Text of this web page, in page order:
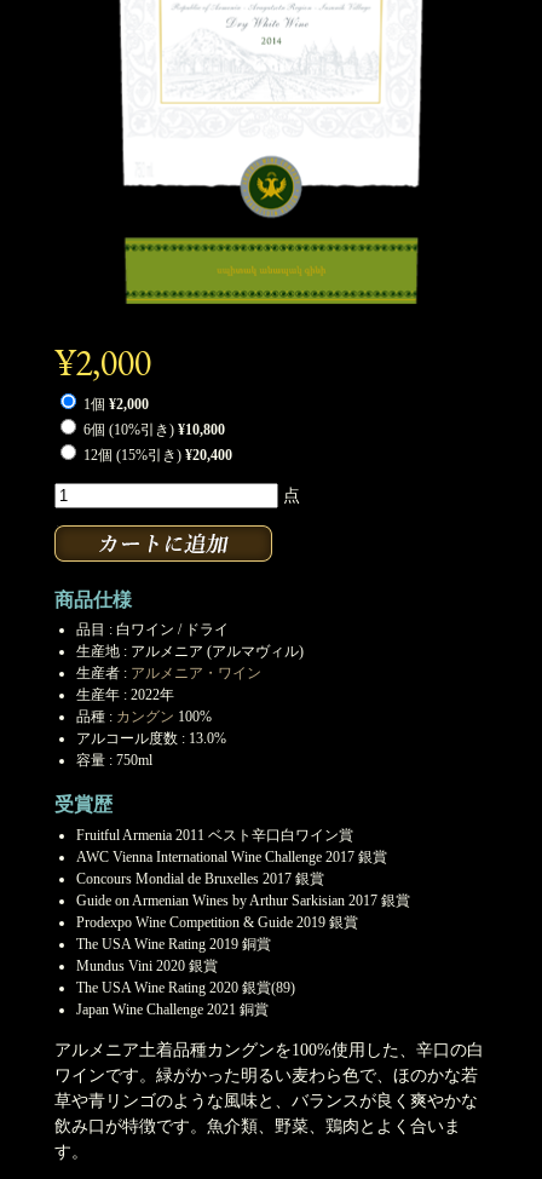
¥2,000
1個 ¥2,000
6個 (10%引き) ¥10,800
12個 (15%引き) ¥20,400
点
商品仕様
品目 : 白ワイン / ドライ
生産地 : アルメニア (アルマヴィル)
生産者 : アルメニア・ワイン
生産年 : 2022年
品種 : カングン 100%
アルコール度数 : 13.0%
容量 : 750ml
受賞歴
Fruitful Armenia 2011 ベスト辛口白ワイン賞
AWC Vienna International Wine Challenge 2017 銀賞
Concours Mondial de Bruxelles 2017 銀賞
Guide on Armenian Wines by Arthur Sarkisian 2017 銀賞
Prodexpo Wine Competition & Guide 2019 銀賞
The USA Wine Rating 2019 銅賞
Mundus Vini 2020 銀賞
The USA Wine Rating 2020 銀賞(89)
Japan Wine Challenge 2021 銅賞
アルメニア土着品種カングンを100%使用した、辛口の白
ワインです。緑がかった明るい麦わら色で、ほのかな若
草や青リンゴのような風味と、バランスが良く爽やかな
飲み口が特徴です。魚介類、野菜、鶏肉とよく合いま
す。